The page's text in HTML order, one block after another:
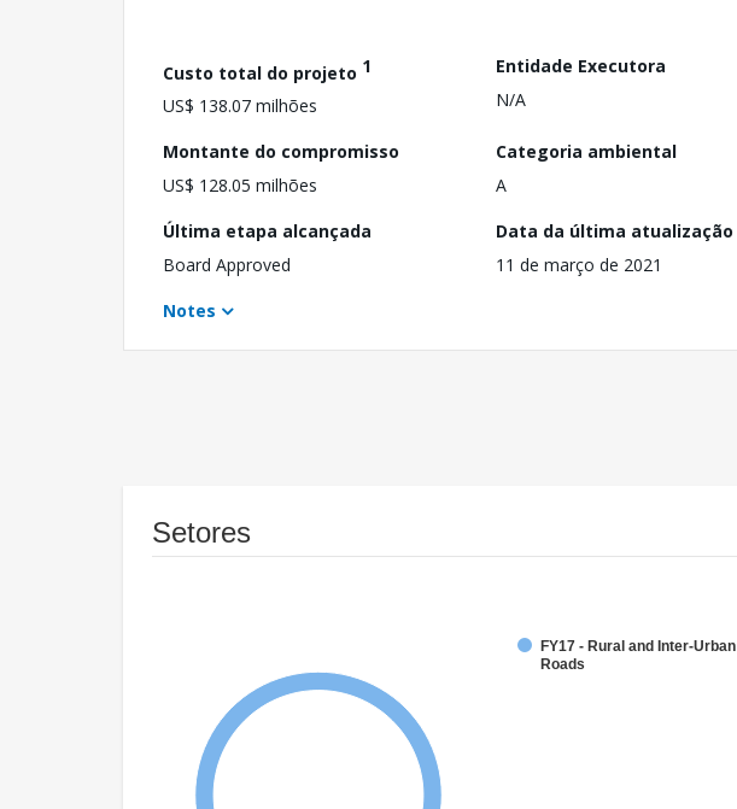
Custo total do projeto 1
US$ 138.07 milhões
Entidade Executora
N/A
Montante do compromisso
US$ 128.05 milhões
Categoria ambiental
A
Última etapa alcançada
Board Approved
Data da última atualização
11 de março de 2021
Notes
Setores
FY17 - Rural and Inter-Urban
Roads